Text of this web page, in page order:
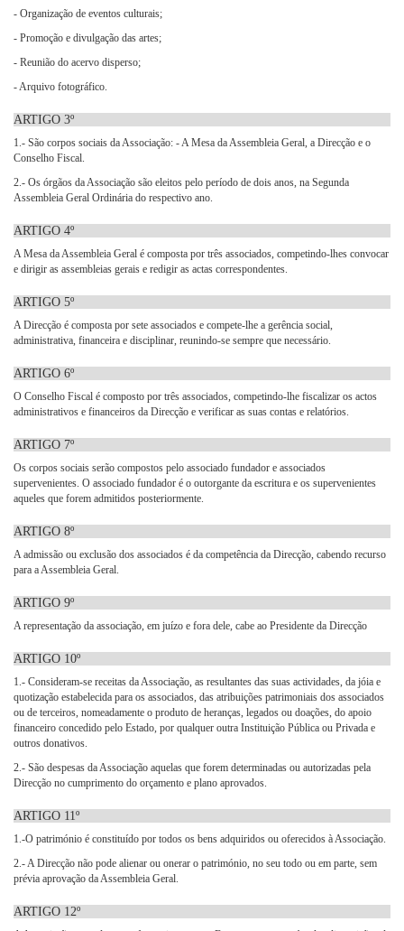
- Organização de eventos culturais;
- Promoção e divulgação das artes;
- Reunião do acervo disperso;
- Arquivo fotográfico.
ARTIGO 3º
1.- São corpos sociais da Associação: - A Mesa da Assembleia Geral, a Direcção e o
Conselho Fiscal.
2.- Os órgãos da Associação são eleitos pelo período de dois anos, na Segunda
Assembleia Geral Ordinária do respectivo ano.
ARTIGO 4º
A Mesa da Assembleia Geral é composta por três associados, competindo-lhes convocar
e dirigir as assembleias gerais e redigir as actas correspondentes.
ARTIGO 5º
A Direcção é composta por sete associados e compete-lhe a gerência social,
administrativa, financeira e disciplinar, reunindo-se sempre que necessário.
ARTIGO 6º
O Conselho Fiscal é composto por três associados, competindo-lhe fiscalizar os actos
administrativos e financeiros da Direcção e verificar as suas contas e relatórios.
ARTIGO 7º
Os corpos sociais serão compostos pelo associado fundador e associados
supervenientes. O associado fundador é o outorgante da escritura e os supervenientes
aqueles que forem admitidos posteriormente.
ARTIGO 8º
A admissão ou exclusão dos associados é da competência da Direcção, cabendo recurso
para a Assembleia Geral.
ARTIGO 9º
A representação da associação, em juízo e fora dele, cabe ao Presidente da Direcção
ARTIGO 10º
1.- Consideram-se receitas da Associação, as resultantes das suas actividades, da jóia e
quotização estabelecida para os associados, das atribuições patrimoniais dos associados
ou de terceiros, nomeadamente o produto de heranças, legados ou doações, do apoio
financeiro concedido pelo Estado, por qualquer outra Instituição Pública ou Privada e
outros donativos.
2.- São despesas da Associação aquelas que forem determinadas ou autorizadas pela
Direcção no cumprimento do orçamento e plano aprovados.
ARTIGO 11º
1.-O património é constituído por todos os bens adquiridos ou oferecidos à Associação.
2.- A Direcção não pode alienar ou onerar o património, no seu todo ou em parte, sem
prévia aprovação da Assembleia Geral.
ARTIGO 12º